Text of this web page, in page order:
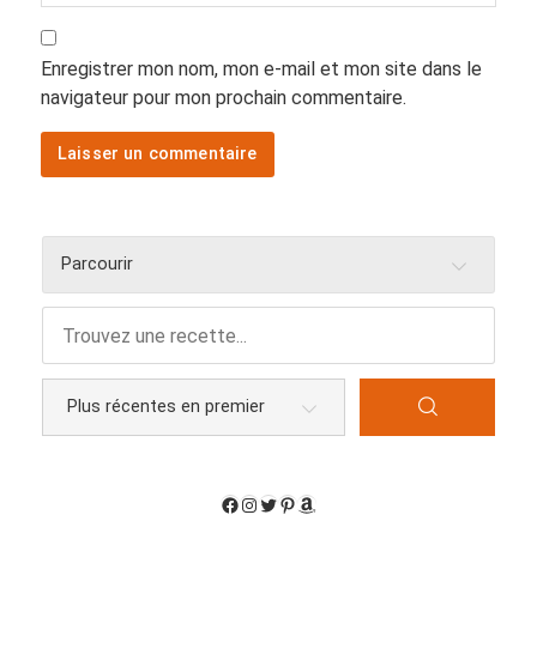
Enregistrer mon nom, mon e-mail et mon site dans le
navigateur pour mon prochain commentaire.
Parcourir